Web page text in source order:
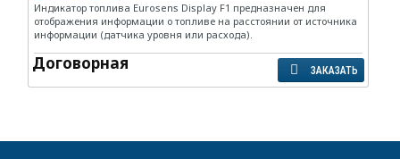
Индикатор топлива Eurosens Display F1 предназначен для
отображения информации о топливе на расстоянии от источника
информации (датчика уровня или расхода).
Договорная ЗАКАЗАТЬ